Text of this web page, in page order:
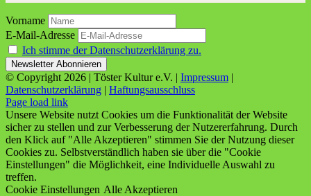
Vorname
E-Mail-Adresse
Ich stimme der Datenschutzerklärung zu.
© Copyright 2026 | Töster Kultur e.V. | Impressum |
Datenschutzerklärung | Haftungsausschluss
Facebook
X
Instagram
YouTube
Page load link
Unsere Website nutzt Cookies um die Funktionalität der Website
sicher zu stellen und zur Verbesserung der Nutzererfahrung. Durch
den Klick auf "Alle Akzeptieren" stimmen Sie der Nutzung dieser
Cookies zu. Selbstverständlich haben sie über die "Cookie
Einstellungen" die Möglichkeit, eine Individuelle Auswahl zu
treffen.
Cookie Einstellungen Alle Akzeptieren